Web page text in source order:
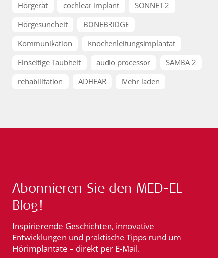
Hörgerät
cochlear implant
SONNET 2
Hörgesundheit
BONEBRIDGE
Kommunikation
Knochenleitungsimplantat
Einseitige Taubheit
audio processor
SAMBA 2
rehabilitation
ADHEAR Mehr laden
Abonnieren Sie den MED-EL
Blog!
Inspirierende Geschichten, innovative
Entwicklungen und praktische Tipps rund um
Hörimplantate – direkt per E-Mail.